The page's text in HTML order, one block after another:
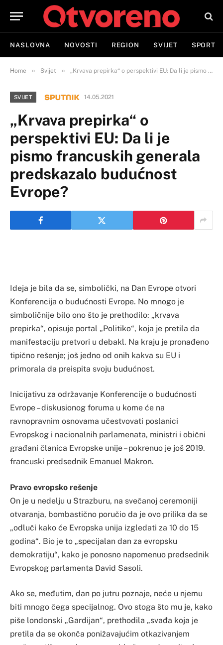
NASLOVNA NOVOSTI REGION SVIJET SPORT
Home » Svijet » „Krvava prepirka“ o perspektivi EU: Da li je pismo francuskih generala predskazalo budućnost Evrope?
SVIJET 14.05.2021
„Krvava prepirka“ o
perspektivi EU: Da li je
pismo francuskih generala
predskazalo budućnost
Evrope?
Ideja je bila da se, simbolički, na Dan Evrope otvori
Konferencija o budućnosti Evrope. No mnogo je
simboličnije bilo ono što je prethodilo: „krvava
prepirka“, opisuje portal „Politiko“, koja je pretila da
manifestaciju pretvori u debakl. Na kraju je pronađeno
tipično rešenje; još jedno od onih kakva su EU i
primorala da preispita svoju budućnost.
Inicijativu za održavanje Konferencije o budućnosti
Evrope – diskusionog foruma u kome će na
ravnopravnim osnovama učestvovati poslanici
Evropskog i nacionalnih parlamenata, ministri i obični
građani članica Evropske unije – pokrenuo je još 2019.
francuski predsednik Emanuel Makron.
Pravo evropsko rešenje
On je u nedelju u Strazburu, na svečanoj ceremoniji
otvaranja, bombastično poručio da je ovo prilika da se
„odluči kako će Evropska unija izgledati za 10 do 15
godina“. Bio je to „specijalan dan za evropsku
demokratiju“, kako je ponosno napomenuo predsednik
Evropskog parlamenta David Sasoli.
Ako se, međutim, dan po jutru poznaje, neće u njemu
biti mnogo čega specijalnog. Ovo stoga što mu je, kako
piše londonski „Gardijan“, prethodila „svađa koja je
pretila da se okonča ponižavajućim otkazivanjem